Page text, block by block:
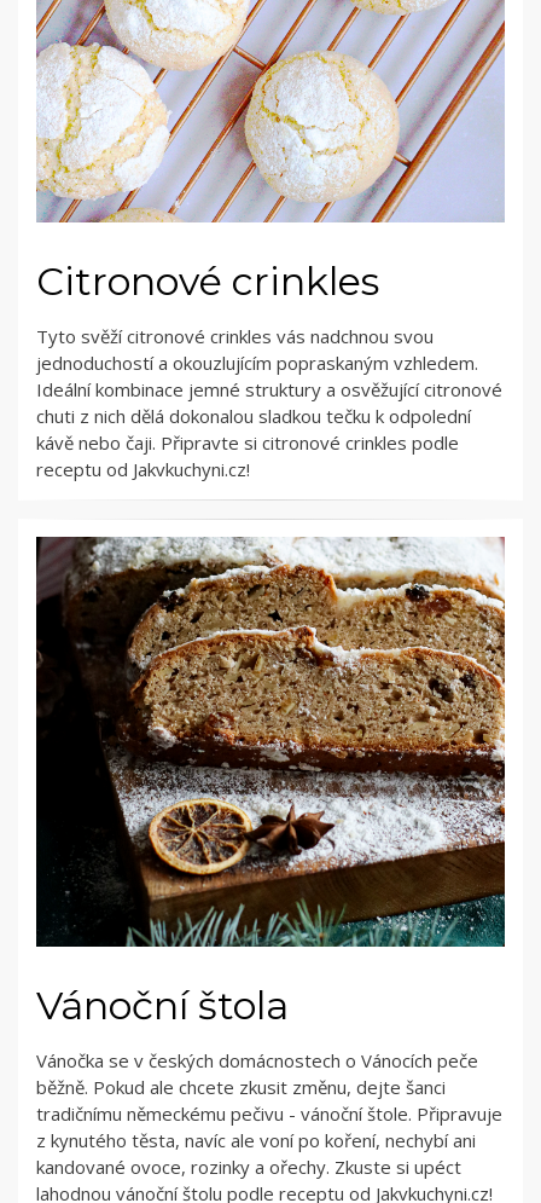
Citronové crinkles
Tyto svěží citronové crinkles vás nadchnou svou
jednoduchostí a okouzlujícím popraskaným vzhledem.
Ideální kombinace jemné struktury a osvěžující citronové
chuti z nich dělá dokonalou sladkou tečku k odpolední
kávě nebo čaji. Připravte si citronové crinkles podle
receptu od Jakvkuchyni.cz!
Vánoční štola
Vánočka se v českých domácnostech o Vánocích peče
běžně. Pokud ale chcete zkusit změnu, dejte šanci
tradičnímu německému pečivu - vánoční štole. Připravuje
z kynutého těsta, navíc ale voní po koření, nechybí ani
kandované ovoce, rozinky a ořechy. Zkuste si upéct
lahodnou vánoční štolu podle receptu od Jakvkuchyni.cz!